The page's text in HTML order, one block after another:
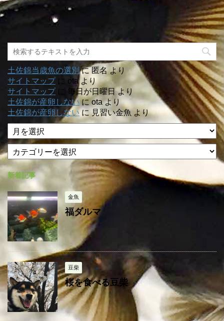
土佐錦当歳魚の選別に匿名より
サイトマップに otaより
サイトマップに 毎日が日曜日より
土佐錦が産卵しないにotaより
土佐錦が産卵しないに見習い金魚 より
ア
ー
カ
イ
ブ
カ
テ
ゴ
リ
ー
新着記事
金魚
福ダルマ
豆柴
桜を食べる豆柴